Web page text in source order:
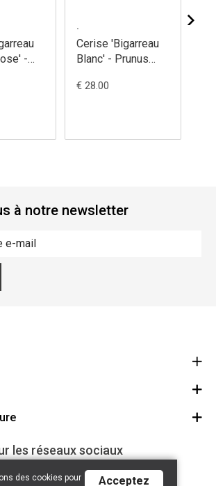
-
.
Cerise 'Bigarreau
Blanc' - Prunus
€ 28.00
à notre newsletter
les réseaux sociaux
des cookies pour Acceptez